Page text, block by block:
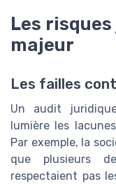
Les
majeur
Les failles
Un audit
lumière les
Par exemple, la
que plusieurs
respectaient pas